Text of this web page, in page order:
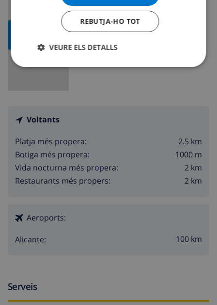
Voltants
Platja més propera:
2.5 km
Botiga més propera:
1000 m
Vida nocturna més propera:
2 km
Restaurants més propers:
2 km
Aeroports:
Alicante: 100 km
Serveis
REBUTJA-HO TOT
VEURE ELS DETALLS